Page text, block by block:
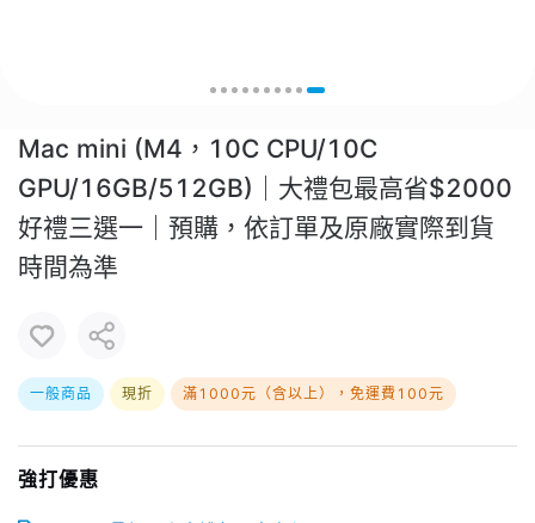
Mac mini (M4，10C CPU/10C
GPU/16GB/512GB)｜大禮包最高省$2000
好禮三選一｜預購，依訂單及原廠實際到貨
時間為準
一般商品 現折 滿1000元（含以上），免運費100元
強打優惠